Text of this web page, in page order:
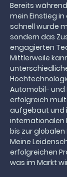
Bereits
mein Einstieg
schnell wurde
sondern das
engagierten
Mittlerweile
Automobil-
erfolgreich
aufgebaut und
internationalen
bis zur
Meine
erfolgreichen
was im Markt